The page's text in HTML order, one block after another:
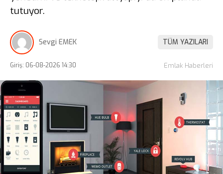
tutuyor.
Sevgi EMEK TÜM YAZILARI
Giriş: 06-08-2026 14:30 Emlak Haberleri